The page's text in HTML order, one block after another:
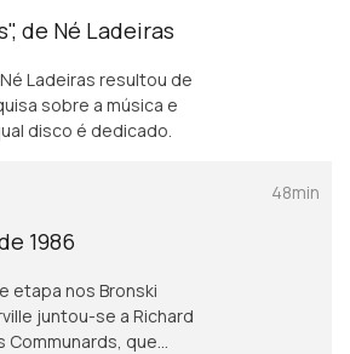
de Né Ladeiras
Ladeiras resultou de
sobre a música e
disco é dedicado.
1986
etapa nos Bronski
juntou-se a Richard
Communards, que
48min